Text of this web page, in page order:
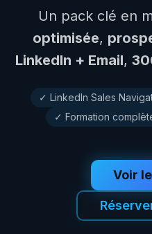
Un pack clé en
optimisée,
LinkedIn + Email,
✓ LinkedIn Sales
✓ Formation
Voir